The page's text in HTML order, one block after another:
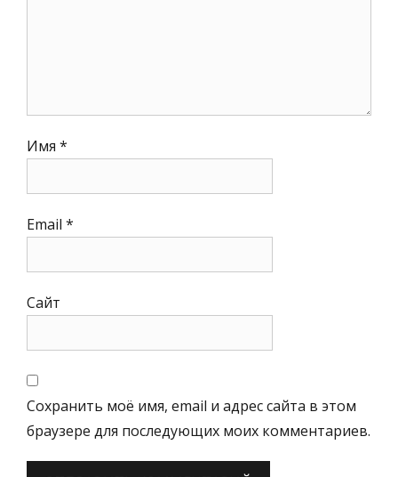
Имя *
Email *
Сайт
Сохранить моё имя, email и адрес сайта в этом
браузере для последующих моих комментариев.